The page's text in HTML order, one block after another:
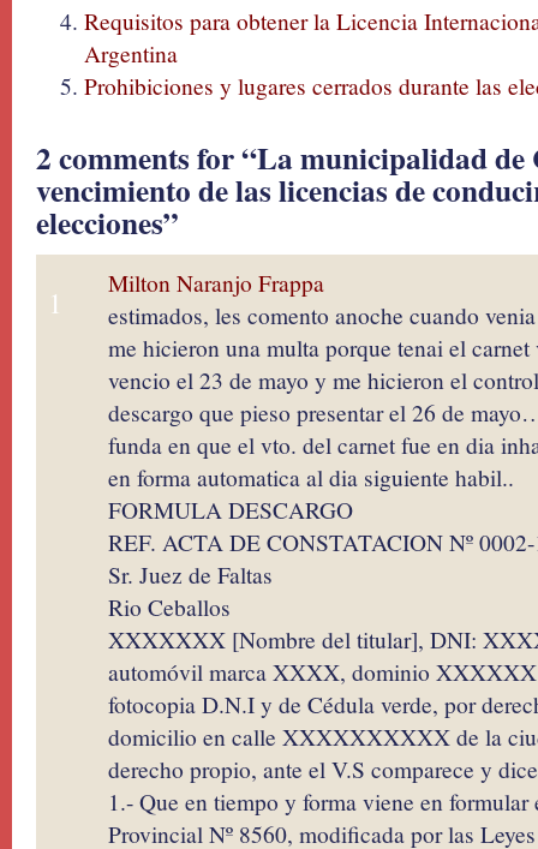
Requisitos para obtener la Licencia
Argentina
Prohibiciones y lugares cerrados durante las
2 comments for “La municipalidad
vencimiento de las licencias de
elecciones”
1
Milton Naranjo Frappa
estimados, les comento anoche cuando
me hicieron una multa porque tenai el
vencio el 23 de mayo y me hicieron el
descargo que pieso presentar el 26 de
funda en que el vto. del carnet fue en dia
en forma automatica al dia siguiente habil..
FORMULA DESCARGO
REF. ACTA DE CONSTATACION Nº
Sr. Juez de Faltas
Rio Ceballos
XXXXXXX [Nombre del titular], DNI:
automóvil marca XXXX, dominio
fotocopia D.N.I y de Cédula verde, por
domicilio en calle XXXXXXXXXX de la
derecho propio, ante el V.S comparece y
1.- Que en tiempo y forma viene en
Provincial Nº 8560, modificada por las